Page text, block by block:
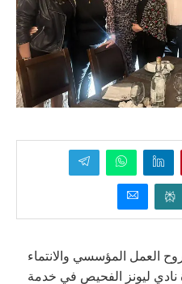
العمل المؤسسي والانتماء
نادي ليونز الفحيص في خدمة